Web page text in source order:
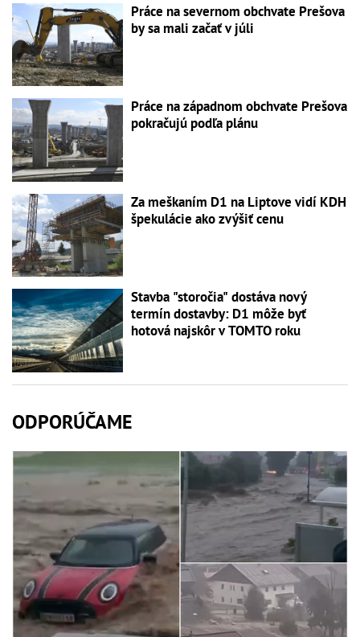
Práce na severnom obchvate Prešova
by sa mali začať v júli
Práce na západnom obchvate Prešova
pokračujú podľa plánu
Za meškaním D1 na Liptove vidí KDH
špekulácie ako zvýšiť cenu
Stavba "storočia" dostáva nový
termín dostavby: D1 môže byť
hotová najskôr v TOMTO roku
ODPORÚČAME